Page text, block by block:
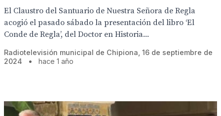
El Claustro del Santuario de Nuestra Señora de Regla
acogió el pasado sábado la presentación del libro ‘El
Conde de Regla’, del Doctor en Historia...
Radiotelevisión municipal de Chipiona, 16 de septiembre de
2024
• hace 1 año